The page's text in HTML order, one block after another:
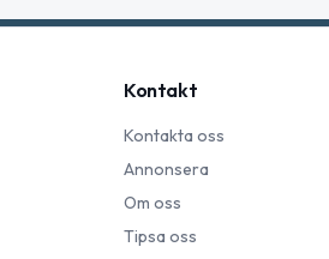
Kontakt
Kontakta oss
Annonsera
Om oss
Tipsa oss